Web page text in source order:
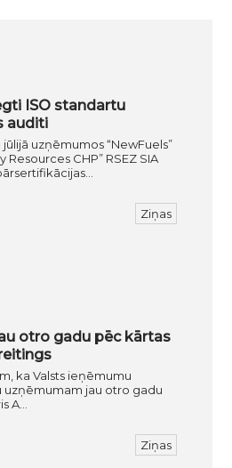
ISO standartu
auditi
uzņēmumos “NewFuels”
Resources CHP” RSEZ SIA
Ziņas
otro gadu pēc kārtas
ka Valsts ieņēmumu
uzņēmumam jau otro gadu
A…
Ziņas